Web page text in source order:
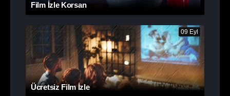
Film İzle Korsan
09 Eyl
Ücretsiz Film İzle